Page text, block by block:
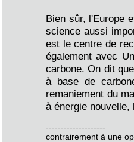
Bien sûr, l'Europe
science aussi
est le centre de
également avec
carbone. On dit
à base de
remaniement du
à énergie
--------------------
contrairement à une